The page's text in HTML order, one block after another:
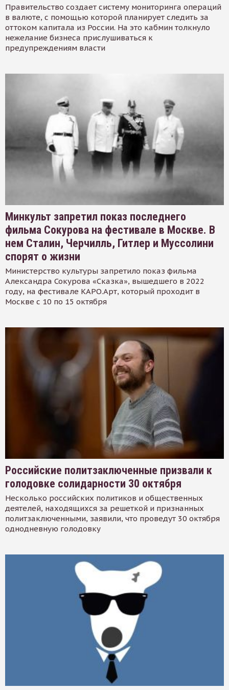
Правительство создает систему мониторинга операций
в валюте, с помощью которой планирует следить за
оттоком капитала из России. На это кабмин толкнуло
нежелание бизнеса прислушиваться к
предупреждениям власти
Минкульт запретил показ последнего
фильма Сокурова на фестивале в Москве. В
нем Сталин, Черчилль, Гитлер и Муссолини
спорят о жизни
Министерство культуры запретило показ фильма
Александра Сокурова «Сказка», вышедшего в 2022
году, на фестивале КАРО.Арт, который проходит в
Москве с 10 по 15 октября
Российские политзаключенные призвали к
голодовке солидарности 30 октября
Несколько российских политиков и общественных
деятелей, находящихся за решеткой и признанных
политзаключенными, заявили, что проведут 30 октября
однодневную голодовку